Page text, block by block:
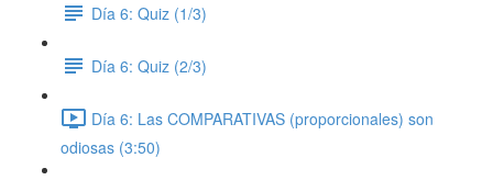
Día 6: Quiz (1/3)
Día 6: Quiz (2/3)
Día 6: Las COMPARATIVAS (proporcionales) son
odiosas (3:50)